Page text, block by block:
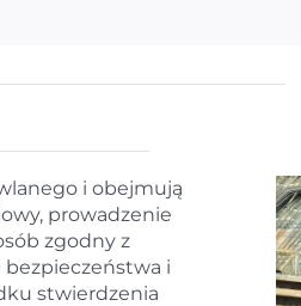
i obejmują
prowadzenie
zgodny z
i
stwierdzenia